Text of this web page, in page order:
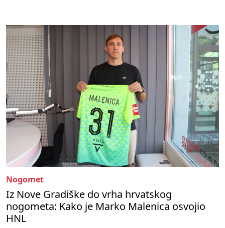
Nogomet
Iz Nove Gradiške do vrha hrvatskog
nogometa: Kako je Marko Malenica osvojio
HNL